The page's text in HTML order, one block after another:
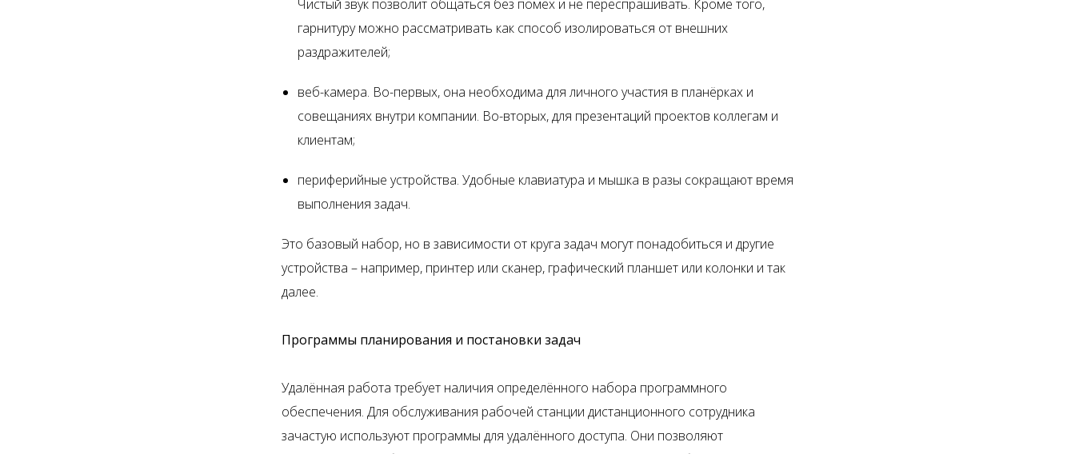
Чистый звук позволит общаться без помех и не переспрашивать. Кроме того,
гарнитуру можно рассматривать как способ изолироваться от внешних
раздражителей;
веб-камера. Во-первых, она необходима для личного участия в планёрках и
совещаниях внутри компании. Во-вторых, для презентаций проектов коллегам и
клиентам;
периферийные устройства. Удобные клавиатура и мышка в разы сокращают время
выполнения задач.
Это базовый набор, но в зависимости от круга задач могут понадобиться и другие
устройства – например, принтер или сканер, графический планшет или колонки и так
далее.
Программы планирования и постановки задач
Удалённая работа требует наличия определённого набора программного
обеспечения. Для обслуживания рабочей станции дистанционного сотрудника
зачастую используют программы для удалённого доступа. Они позволяют